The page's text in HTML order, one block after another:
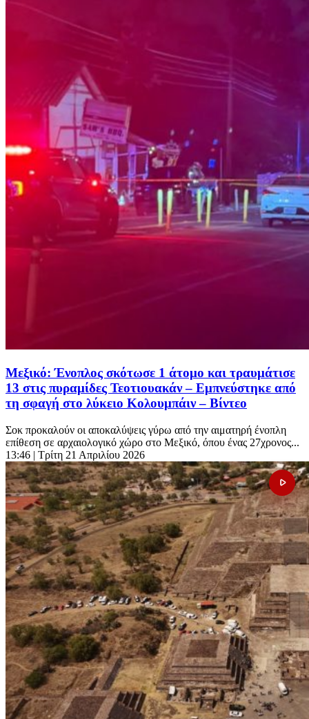
Μεξικό: Ένοπλος σκότωσε 1 άτομο και τραυμάτισε
13 στις πυραμίδες Τεοτιουακάν – Εμπνεύστηκε από
τη σφαγή στο λύκειο Κολουμπάιν – Βίντεο
Σοκ προκαλούν οι αποκαλύψεις γύρω από την αιματηρή ένοπλη
επίθεση σε αρχαιολογικό χώρο στο Μεξικό, όπου ένας 27χρονος...
13:46 | Τρίτη 21 Απριλίου 2026